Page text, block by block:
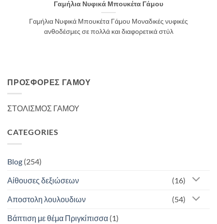
Γαμήλια Νυφικά Μπουκέτα Γάμου
Γαμήλια Νυφικά Μπουκέτα Γάμου Μοναδικές νυφικές
ανθοδέσμες σε πολλά και διαφορετικά στύλ
ΠΡΟΣΦΟΡΈΣ ΓΆΜΟΥ
ΣΤΟΛΙΣΜΟΣ ΓΑΜΟΥ
CATEGORIES
Blog (254)
Αίθουσες δεξιώσεων (16)
Αποστολη λουλουδιων (54)
Βάπτιση με θέμα Πριγκίπισσα (1)